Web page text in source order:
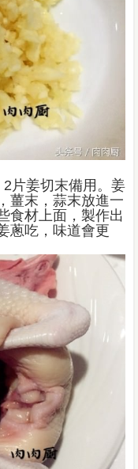
片姜切末備用。姜
薑末，蒜末放進一
食材上面，製作出
蔥吃，味道會更